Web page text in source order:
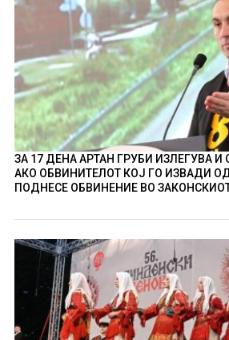
ЗА 17 ДЕНА АРТАН ГРУБИ ИЗЛЕГУВА
АКО ОБВИНИТЕЛОТ КОЈ ГО ИЗВАДИ
ПОДНЕСЕ ОБВИНЕНИЕ ВО